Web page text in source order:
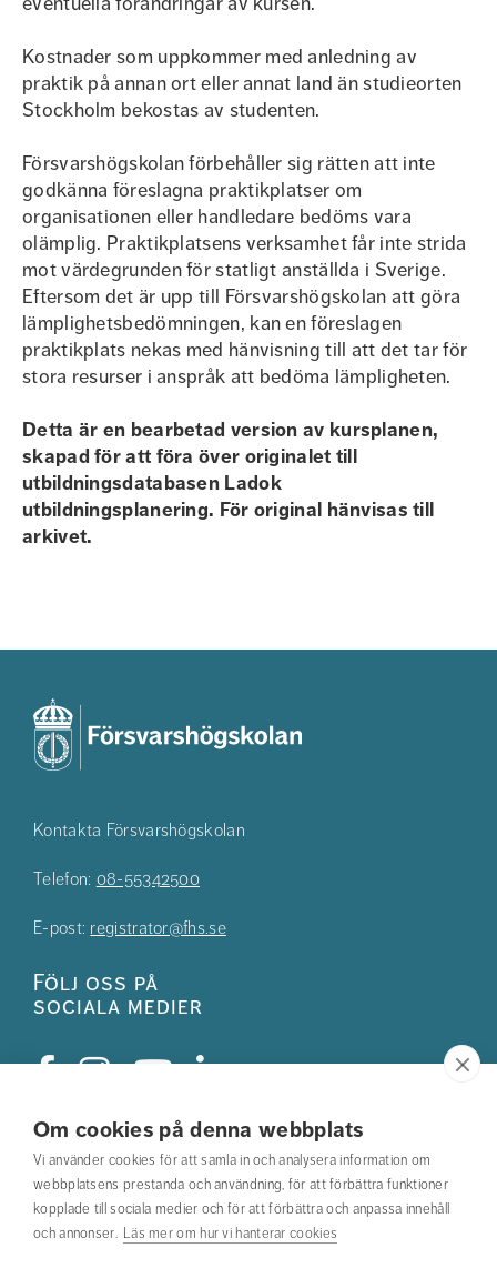
Om cookies på denna webbplats
Vi använder cookies för att samla in och analysera information om
webbplatsens prestanda och användning, för att förbättra funktioner
kopplade till sociala medier och för att förbättra och anpassa innehåll
och annonser. Läs mer om hur vi hanterar cookies
Kostnader som uppkommer med anledning av
praktik på annan ort eller annat land än studieorten
Stockholm bekostas av studenten.
Försvarshögskolan förbehåller sig rätten att inte
godkänna föreslagna praktikplatser om
organisationen eller handledare bedöms vara
olämplig. Praktikplatsens verksamhet får inte strida
mot värdegrunden för statligt anställda i Sverige.
Eftersom det är upp till Försvarshögskolan att göra
lämplighetsbedömningen, kan en föreslagen
praktikplats nekas med hänvisning till att det tar för
stora resurser i anspråk att bedöma lämpligheten.
Detta är en bearbetad version av kursplanen,
skapad för att föra över originalet till
utbildningsdatabasen Ladok
utbildningsplanering. För original hänvisas till
arkivet.
Kontakta Försvarshögskolan
Telefon: 08-55342500
E-post: registrator@fhs.se
Följ oss på
sociala medier
Studentkåren
Hitta din utbildning
Hitta medarbetare